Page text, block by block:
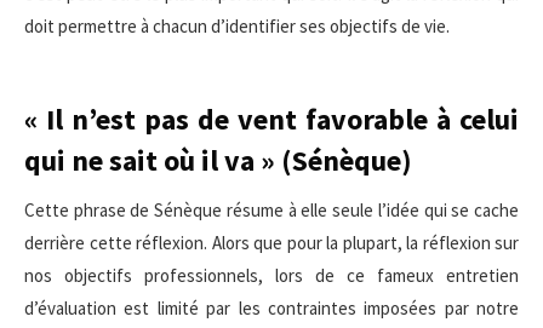
doit permettre à chacun d’identifier ses objectifs de vie.
« Il n’est pas de vent favorable à celui
qui ne sait où il va » (Sénèque)
Cette phrase de Sénèque résume à elle seule l’idée qui se cache
derrière cette réflexion. Alors que pour la plupart, la réflexion sur
nos objectifs professionnels, lors de ce fameux entretien
d’évaluation est limité par les contraintes imposées par notre